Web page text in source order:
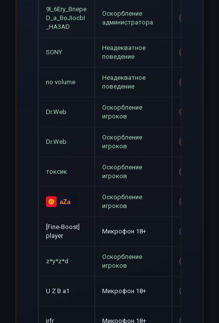
9I_6Ery_Bnepe
D_a_BoJIocbI
_HA3AD
Оскорбление
администратора
SONY
Неадекватное
поведение
no volume
Неадекватное
поведение
Dr.Web
Оскорбление
игроков
Dr.Web
Оскорбление
игроков
токсик
Оскорбление
игроков
aZa
Оскорбление
игроков
[Fine-Boost]
player
Микрофон 18+
z*y*z*d
Оскорбление
игроков
U Z B a1 Микрофон 18+
jrfr Микрофон 18+